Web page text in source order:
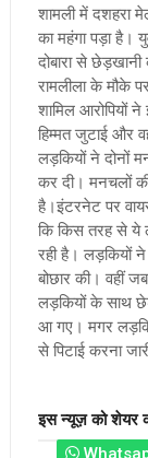
शामली में दशहरा
का महंगा पड़ा है।
दोबारा से
रामलीला के मौके
शामिल आरोपियों
हिम्मत जुटाई और
लड़कियों ने दोनों
कर दी। मनचलों की
है।इंटरनेट पर
कि किस तरह से ये
रही है। लड़कियों
बोछार की। वहीं
लड़कियों के साथ
आ गए। मगर
से पिटाई करना
इस न्यूज़ को शेयर